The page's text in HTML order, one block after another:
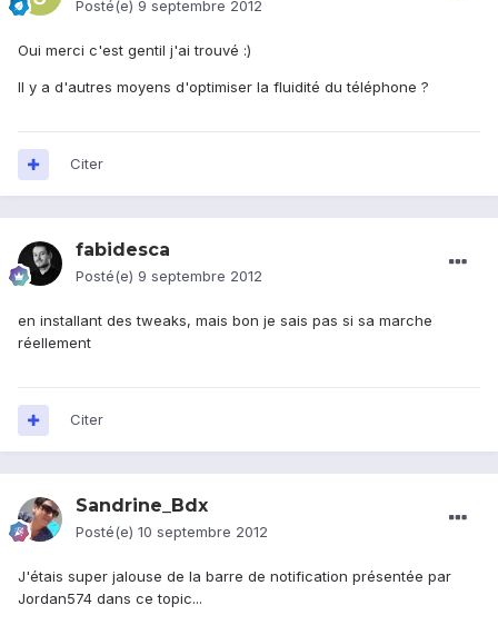
Posté(e) 9 septembre 2012
Oui merci c'est gentil j'ai trouvé :)
Il y a d'autres moyens d'optimiser la fluidité du téléphone ?
Citer
fabidesca
Posté(e) 9 septembre 2012
en installant des tweaks, mais bon je sais pas si sa marche
réellement
Citer
Sandrine_Bdx
Posté(e) 10 septembre 2012
J'étais super jalouse de la barre de notification présentée par
Jordan574 dans ce topic...